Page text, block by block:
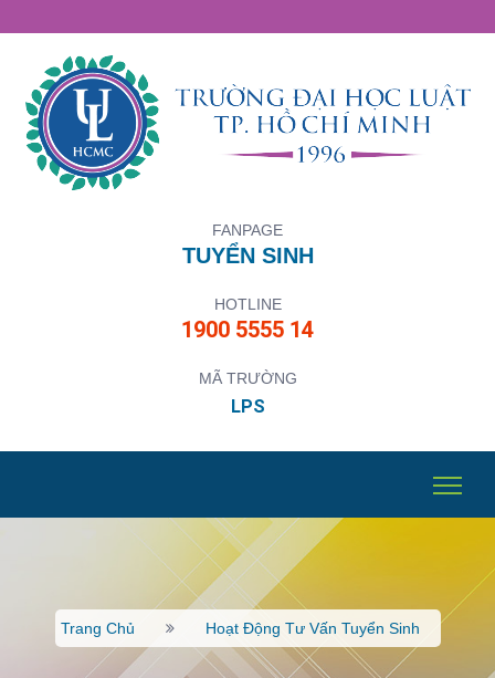
FANPAGE
TUYỂN SINH
HOTLINE
1900 5555 14
MÃ TRƯỜNG
LPS
Trang Chủ Hoạt Động Tư Vấn Tuyển Sinh